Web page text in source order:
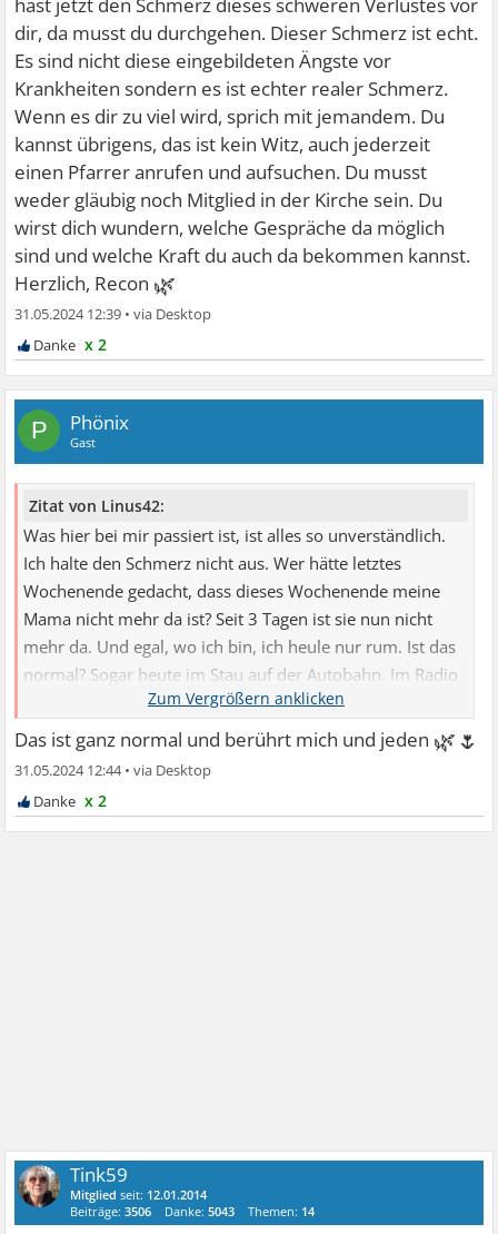
dir, da musst du durchgehen. Dieser Schmerz ist echt.
Es sind nicht diese eingebildeten Ängste vor
Krankheiten sondern es ist echter realer Schmerz.
Wenn es dir zu viel wird, sprich mit jemandem. Du
kannst übrigens, das ist kein Witz, auch jederzeit
einen Pfarrer anrufen und aufsuchen. Du musst
weder gläubig noch Mitglied in der Kirche sein. Du
wirst dich wundern, welche Gespräche da möglich
sind und welche Kraft du auch da bekommen kannst.
Herzlich, Recon 🌿
31.05.2024 12:39 •
x 2
P Phönix
Gast
Zitat von Linus42:
Was hier bei mir passiert ist, ist alles so unverständlich.
Ich halte den Schmerz nicht aus. Wer hätte letztes
Wochenende gedacht, dass dieses Wochenende meine
Mama nicht mehr da ist? Seit 3 Tagen ist sie nun nicht
mehr da. Und egal, wo ich bin, ich heule nur rum. Ist das
normal? Sogar heute im Stau auf der Autobahn. Im Radio
eine traurige Musik und es geht los
Das ist ganz normal und berührt mich und jeden 🌿🌷
31.05.2024 12:44•
x 2
Tink59
Mitglied seit: 12.01.2014
Beiträge:3506 Danke:5043 Themen: 14